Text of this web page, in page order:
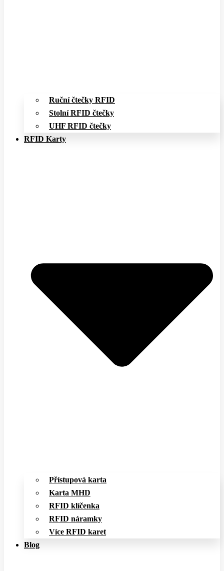
Ruční čtečky RFID
Stolní RFID čtečky
UHF RFID čtečky
RFID Karty
Přístupová karta
Karta MHD
RFID klíčenka
RFID náramky
Více RFID karet
Blog